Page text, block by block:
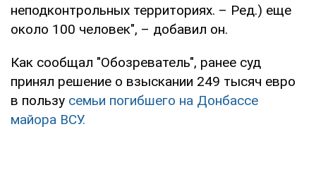
неподконтрольных территориях. – Ред.) еще
около 100 человек", – добавил он.
Как сообщал "Обозреватель", ранее суд
принял решение о взыскании 249 тысяч евро
в пользу семьи погибшего на Донбассе
майора ВСУ.